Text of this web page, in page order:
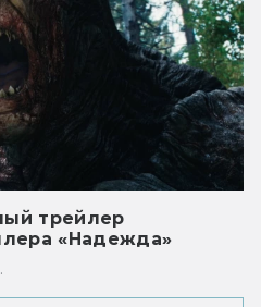
трейлер
«Надежда»